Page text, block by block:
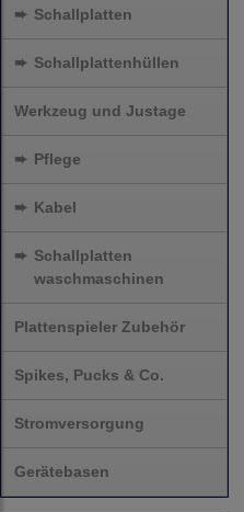
➨ Schallplatten
➨ Schallplattenhüllen
Werkzeug und Justage
➨ Pflege
➨ Kabel
➨ Schallplatten
waschmaschinen
Plattenspieler Zubehör
Spikes, Pucks & Co.
Stromversorgung
Gerätebasen